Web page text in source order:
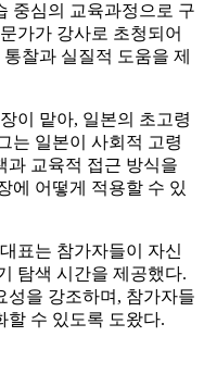
중심의 교육과정으로 구
가가 강사로 초청되어
찰과 실질적 도움을 제
이 맡아, 일본의 초고령
는 일본이 사회적 고령
과 교육적 접근 방식을
에 어떻게 적용할 수 있
표는 참가자들이 자신
탐색 시간을 제공했다.
성을 강조하며, 참가자들
할 수 있도록 도왔다.